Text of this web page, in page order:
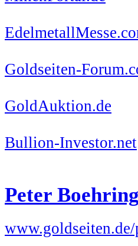
Goldseiten-
GoldAuktion.de
Bullion-Investor.net
Peter